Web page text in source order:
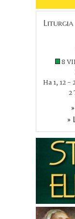
Liturgia
8
Ha 1, 12 -
2
»